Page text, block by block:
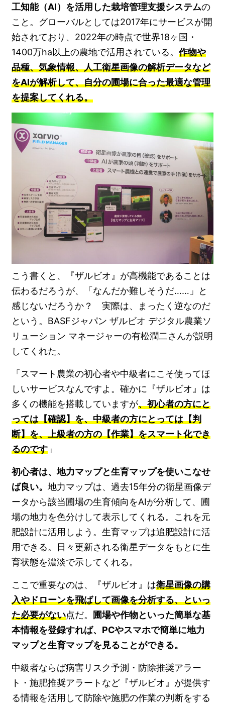
工知能（AI）を活用した栽培管理支援システムの
こと。グローバルとしては2017年にサービスが開
始されており、2022年の時点で世界18ヶ国・
1400万ha以上の農地で活用されている。作物や
品種、気象情報、人工衛星画像の解析データなど
をAIが解析して、自分の圃場に合った最適な管理
を提案してくれる。
こう書くと、『ザルビオ』が高機能であることは
伝わるだろうが、「なんだか難しそうだ……」と
感じないだろうか？ 実際は、まったく逆なのだ
という。BASFジャパン ザルビオ デジタル農業ソ
リューション マネージャーの有松潤二さんが説明
してくれた。
「スマート農業の初心者や中級者にこそ使ってほ
しいサービスなんですよ。確かに『ザルビオ』は
多くの機能を搭載していますが、初心者の方にと
っては【確認】を、中級者の方にとっては【判
断】を、上級者の方の【作業】をスマート化でき
るのです 」
初心者は、地力マップと生育マップを使いこなせ
ば良い。地力マップは、過去15年分の衛星画像デ
ータから該当圃場の生育傾向をAIが分析して、圃
場の地力を色分けして表示してくれる。これを元
肥設計に活用しよう。生育マップは追肥設計に活
用できる。日々更新される衛星データをもとに生
育状態を濃淡で示してくれる。
ここで重要なのは、『ザルビオ』は衛星画像の購
入やドローンを飛ばして画像を分析する、といっ
た必要がない点だ。
圃場や作物といった簡単な基
本情報を登録すれば、PCやスマホで簡単に地力
マップと生育マップを見ることができる。
中級者ならば病害リスク予測・防除推奨アラー
ト・施肥推奨アラートなど『ザルビオ』が提供す
る情報を活用して防除や施肥の作業の判断をする